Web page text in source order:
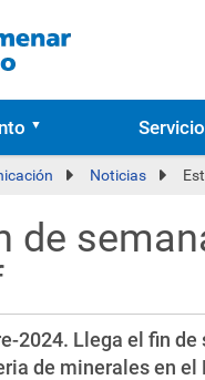
Noticias
de
2024. Llega el fin
de minerales en el